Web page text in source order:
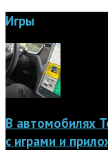
Игры
В автомобилях
с играми и